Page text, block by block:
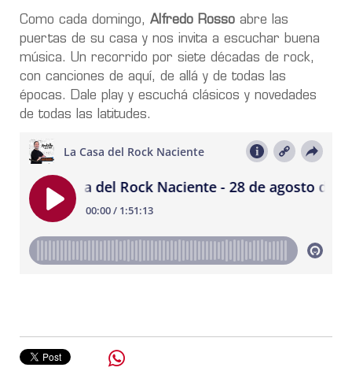
Como cada domingo, Alfredo Rosso abre las
puertas de su casa y nos invita a escuchar buena
música. Un recorrido por siete décadas de rock,
con canciones de aquí, de allá y de todas las
épocas. Dale play y escuchá clásicos y novedades
de todas las latitudes.